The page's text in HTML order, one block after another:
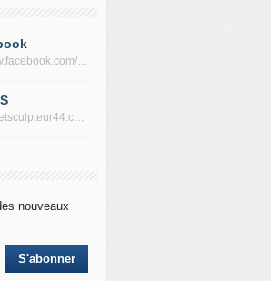
//facebook.com/https://www.facebook.com/peltierregine
https://regineartistepeintreetsculpteur44.com/rss
nouveaux